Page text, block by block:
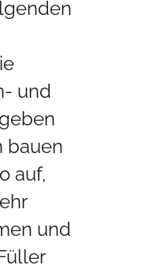
und
bauen
auf,
und